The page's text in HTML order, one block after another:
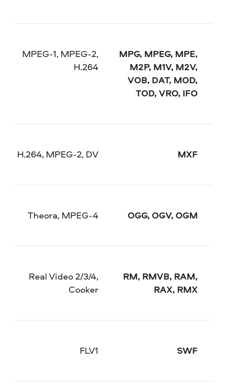
MPG, MPEG, MPE,
M2P, M1V, M2V,
VOB, DAT, MOD,
TOD, VRO, IFO
MPEG-1, MPEG-2,
H.264
MXF
H.264, MPEG-2, DV
OGG, OGV, OGM
Theora, MPEG-4
RM, RMVB, RAM,
RAX, RMX
Real Video 2/3/4,
Cooker
SWF
FLV1